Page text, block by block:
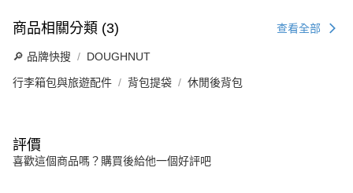
商品相關分類 (3) 查看全部
🔎 品牌快搜 DOUGHNUT
行李箱包與旅遊配件 背包提袋 休閒後背包
評價
喜歡這個商品嗎？購買後給他一個好評吧